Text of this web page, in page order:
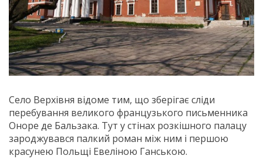
Село Верхівня відоме тим, що зберігає сліди
перебування великого французького письменника
Оноре де Бальзака. Тут у стінах розкішного палацу
зароджувався палкий роман між ним і першою
красунею Польщі Евеліною Ганською.